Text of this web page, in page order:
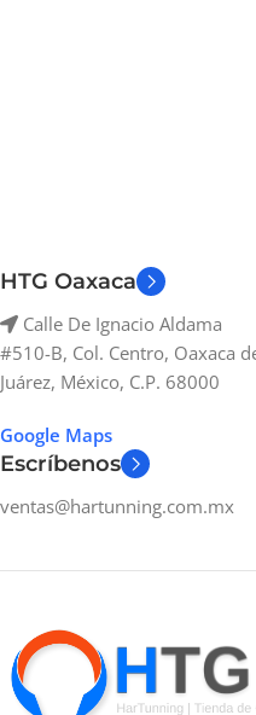
HTG Oaxaca
Calle De Ignacio Aldama
#510-B, Col. Centro, Oaxaca
Juárez, México, C.P. 68000
Google Maps
Escríbenos
ventas@hartunning.com.mx